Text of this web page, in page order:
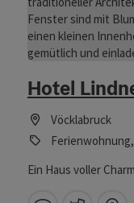
Hotel
Vöcklabruck
Ein Haus voller